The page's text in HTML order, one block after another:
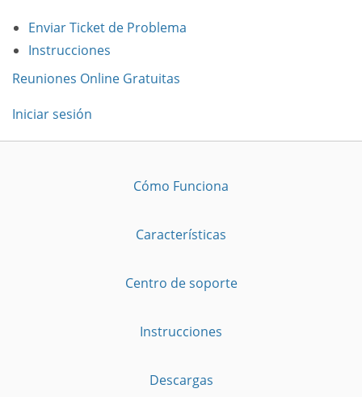
Enviar Ticket de Problema
Instrucciones
Reuniones Online Gratuitas
Iniciar sesión
Cómo Funciona
Características
Centro de soporte
Instrucciones
Descargas